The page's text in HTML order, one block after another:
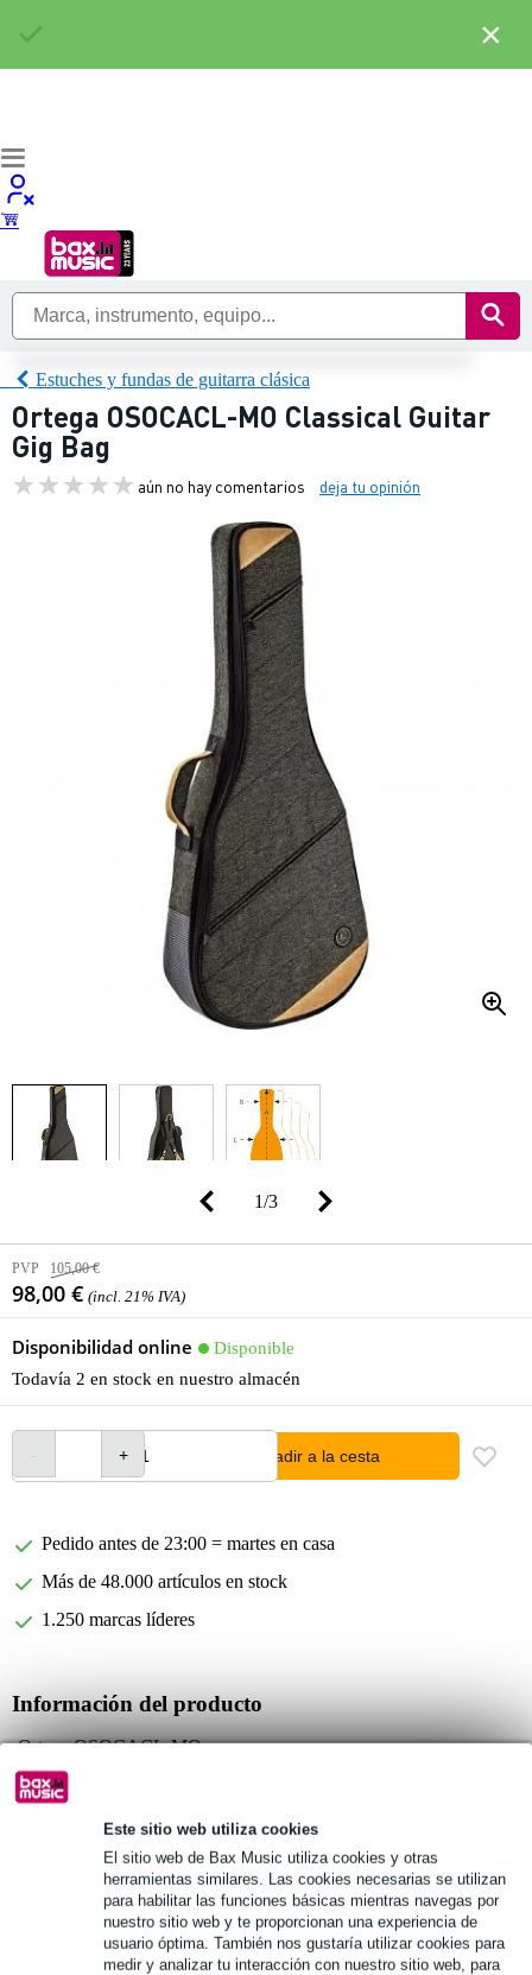
Este sitio web utiliza cookies
El sitio web de Bax Music utiliza cookies y otras
herramientas similares. Las cookies necesarias se utilizan
para habilitar las funciones básicas mientras navegas por
nuestro sitio web y te proporcionan una experiencia de
usuario óptima. También nos gustaría utilizar cookies para
medir y analizar tu interacción con nuestro sitio web, para
Estuches y fundas de guitarra clásica
Ortega OSOCACL-MO Classical Guitar
Gig Bag
aún no hay comentarios deja tu opinión
1/3
PVP 105,00 €
98,00 € (incl. 21% IVA)
Disponibilidad online
Disponible
Todavía 2 en stock en nuestro almacén
añadir a la cesta
Pedido antes de 23:00 = martes en casa
Más de 48.000 artículos en stock
1.250 marcas líderes
Información del producto
Ortega OSOCACL-MO
estuche blando
color: mocca
Especificaciones completas
Véase también (2)
×